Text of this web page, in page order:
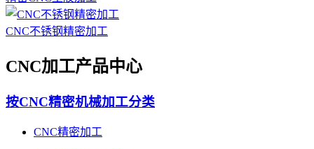
CNC不锈钢精密加工
CNC加工产品中心
按CNC精密机械加工分类
CNC精密加工